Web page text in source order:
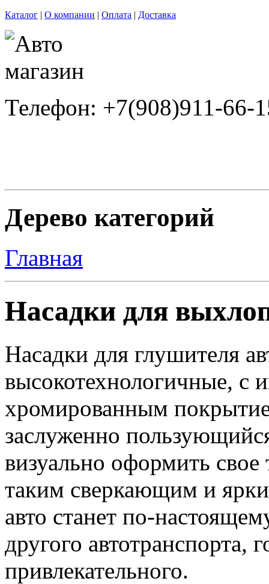
Каталог | О компании | Оплата | Доставка
Телефон: +7(908)911-66-
Дерево категорий
Главная
Насадки для
Насадки для глушителя
высокотехнологичные, с
хромированным
заслуженно
визуально оформить свое
таким сверкающим и
авто станет по-
другого автотранспорта,
привлекательного.